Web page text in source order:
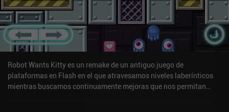
juego bastante simple y agradable que te mantendrá entretenido
durante un rato si te gustan los plataformas tontos hardcore.
Incluso puede arrancarte alguna que otra carcajada debido a las
divertidísimas formas en que puede morir tu personaje.
Robot Wants Kitty es un remake de un antiguo juego de
plataformas en Flash en el que atravesamos niveles laberínticos
mientras buscamos continuamente mejoras que nos permitan